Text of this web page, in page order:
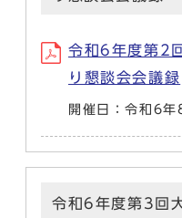
令和6年度第2
り懇談会会議録
開催日：令和6年
令和6年度第3回